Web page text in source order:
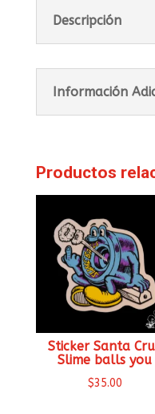
Descripción
Información
Productos
Sticker Santa
Slime balls you
$35.00